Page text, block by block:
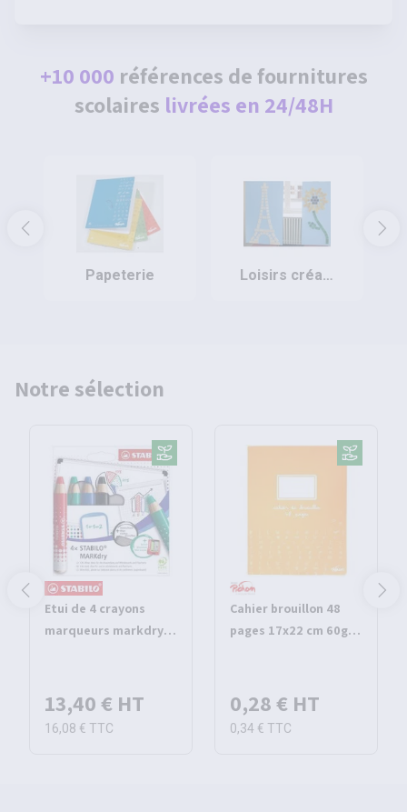
+10 000 références de fournitures
scolaires livrées en 24/48H
papeterie loisirs créatifs
Notre sélection
Etui de 4 crayons
marqueurs markdry -
13,40 € HT
16,08 € TTC
Cahier brouillon 48
pages 17x22 cm 60g
0,28 € HT
0,34 € TTC